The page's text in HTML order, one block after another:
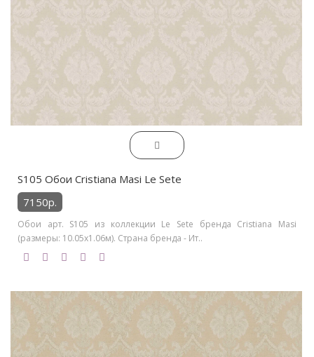
S105 Обои Cristiana Masi Le Sete
7150р.
Обои арт. S105 из коллекции Le Sete бренда Cristiana Masi
(размеры: 10.05х1.06м). Страна бренда - Ит..